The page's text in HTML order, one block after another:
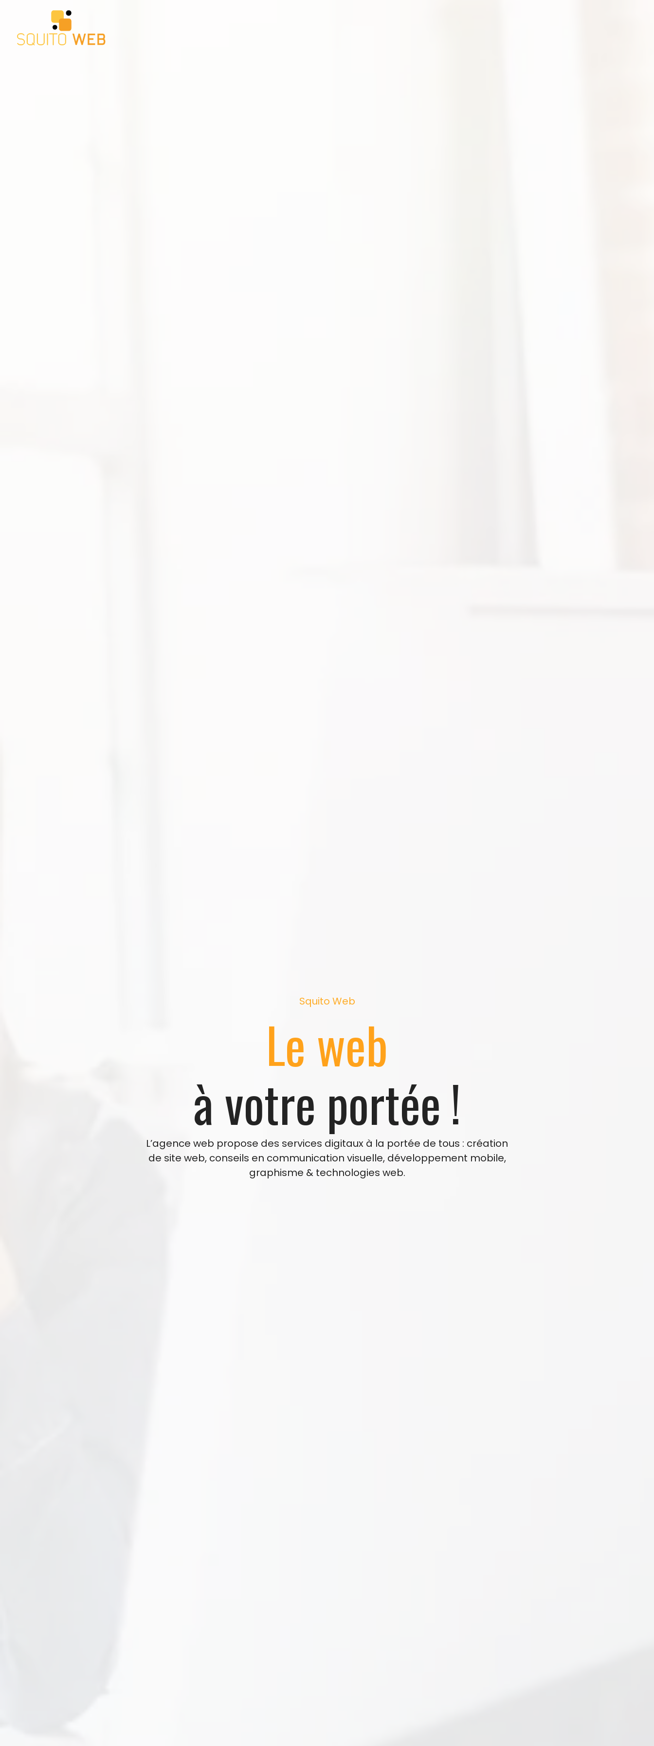
Squito Web
Le web
à votre portée !
L’agence web propose des services digitaux à la portée de tous : création
de site web, conseils en communication visuelle, développement mobile,
graphisme & technologies web.